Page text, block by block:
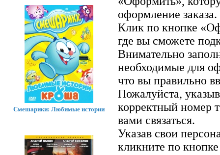
оформление заказа.
Клик по кнопке
где вы сможете
Внимательно
необходимые для
что вы правильно
Пожалуйста,
корректный номер
вами связаться.
Указав свои
кликните по
Смешарики: Любимые истории